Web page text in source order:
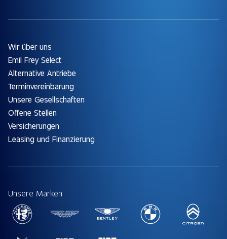
Wir über uns
Emil Frey Select
Alternative Antriebe
Terminvereinbarung
Unsere Gesellschaften
Offene Stellen
Versicherungen
Leasing und Finanzierung
Unsere Marken